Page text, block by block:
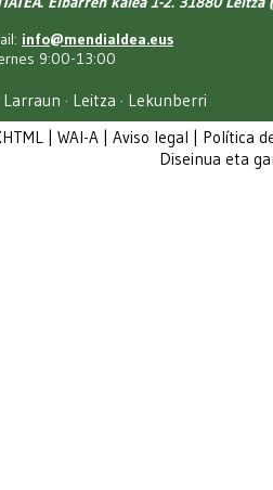
info@mendialdea.eus
9:00-13:00
Larraun · Leitza · Lekunberri
WAI-A Aviso legal
Política
Diseinua eta